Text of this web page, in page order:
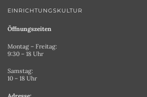
EINRICHTUNGSKULTUR
Öffnungszeiten
Montag – Freitag:
9:30 – 18 Uhr
Samstag:
10 – 18 Uhr